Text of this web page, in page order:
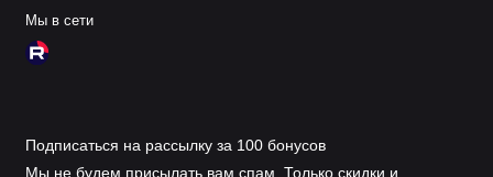
Мы в сети
Подписаться на рассылку за 100 бонусов
Мы не будем присылать вам спам. Только скидки и